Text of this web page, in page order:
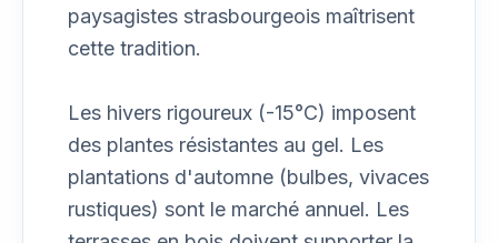
paysagistes strasbourgeois maîtrisent
cette tradition.
Les hivers rigoureux (-15°C) imposent
des plantes résistantes au gel. Les
plantations d'automne (bulbes, vivaces
rustiques) sont le marché annuel. Les